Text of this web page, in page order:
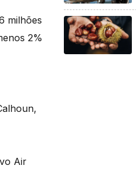
milhões
2%
Air